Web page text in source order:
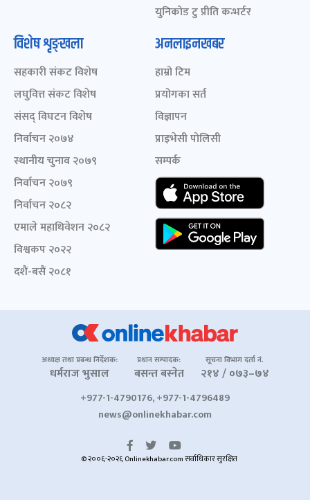
युनिकोड टु प्रीति कन्भर्टर
विशेष शृङ्खला
सहकारी संकट विशेष
लघुवित्त संकट विशेष
संसद् विघटन विशेष
निर्वाचन २०७४
स्थानीय चुनाव २०७९
निर्वाचन २०७९
निर्वाचन २०८२
एमाले महाधिवेशन २०८२
विश्वकप २०२२
दशैं-बसैं २०८१
अनलाइनखबर
हाम्रो टिम
प्रयोगका सर्त
विज्ञापन
प्राइभेसी पोलिसी
सम्पर्क
अध्यक्ष तथा प्रबन्ध निर्देशक:
धर्मराज भुसाल
प्रधान सम्पादक:
बसन्त बस्नेत
सूचना विभाग दर्ता नं.
२१४ / ०७३–७४
+977-1-4790176, +977-1-4796489
news@onlinekhabar.com
© २००६-२०२६ Onlinekhabar.com सर्वाधिकार सुरक्षित